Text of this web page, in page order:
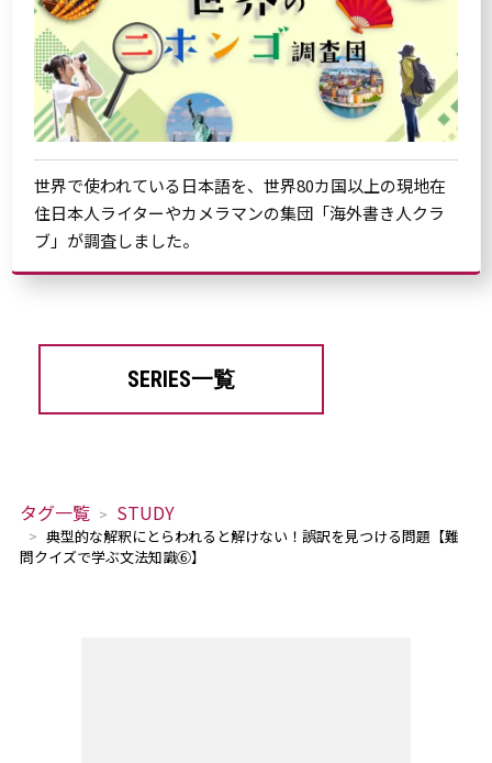
世界で使われている日本語を、世界80カ国以上の現地在
住日本人ライターやカメラマンの集団「海外書き人クラ
ブ」が調査しました。
SERIES一覧
タグ一覧 STUDY
典型的な解釈にとらわれると解けない！誤訳を見つける問題【難
問クイズで学ぶ文法知識⑥】